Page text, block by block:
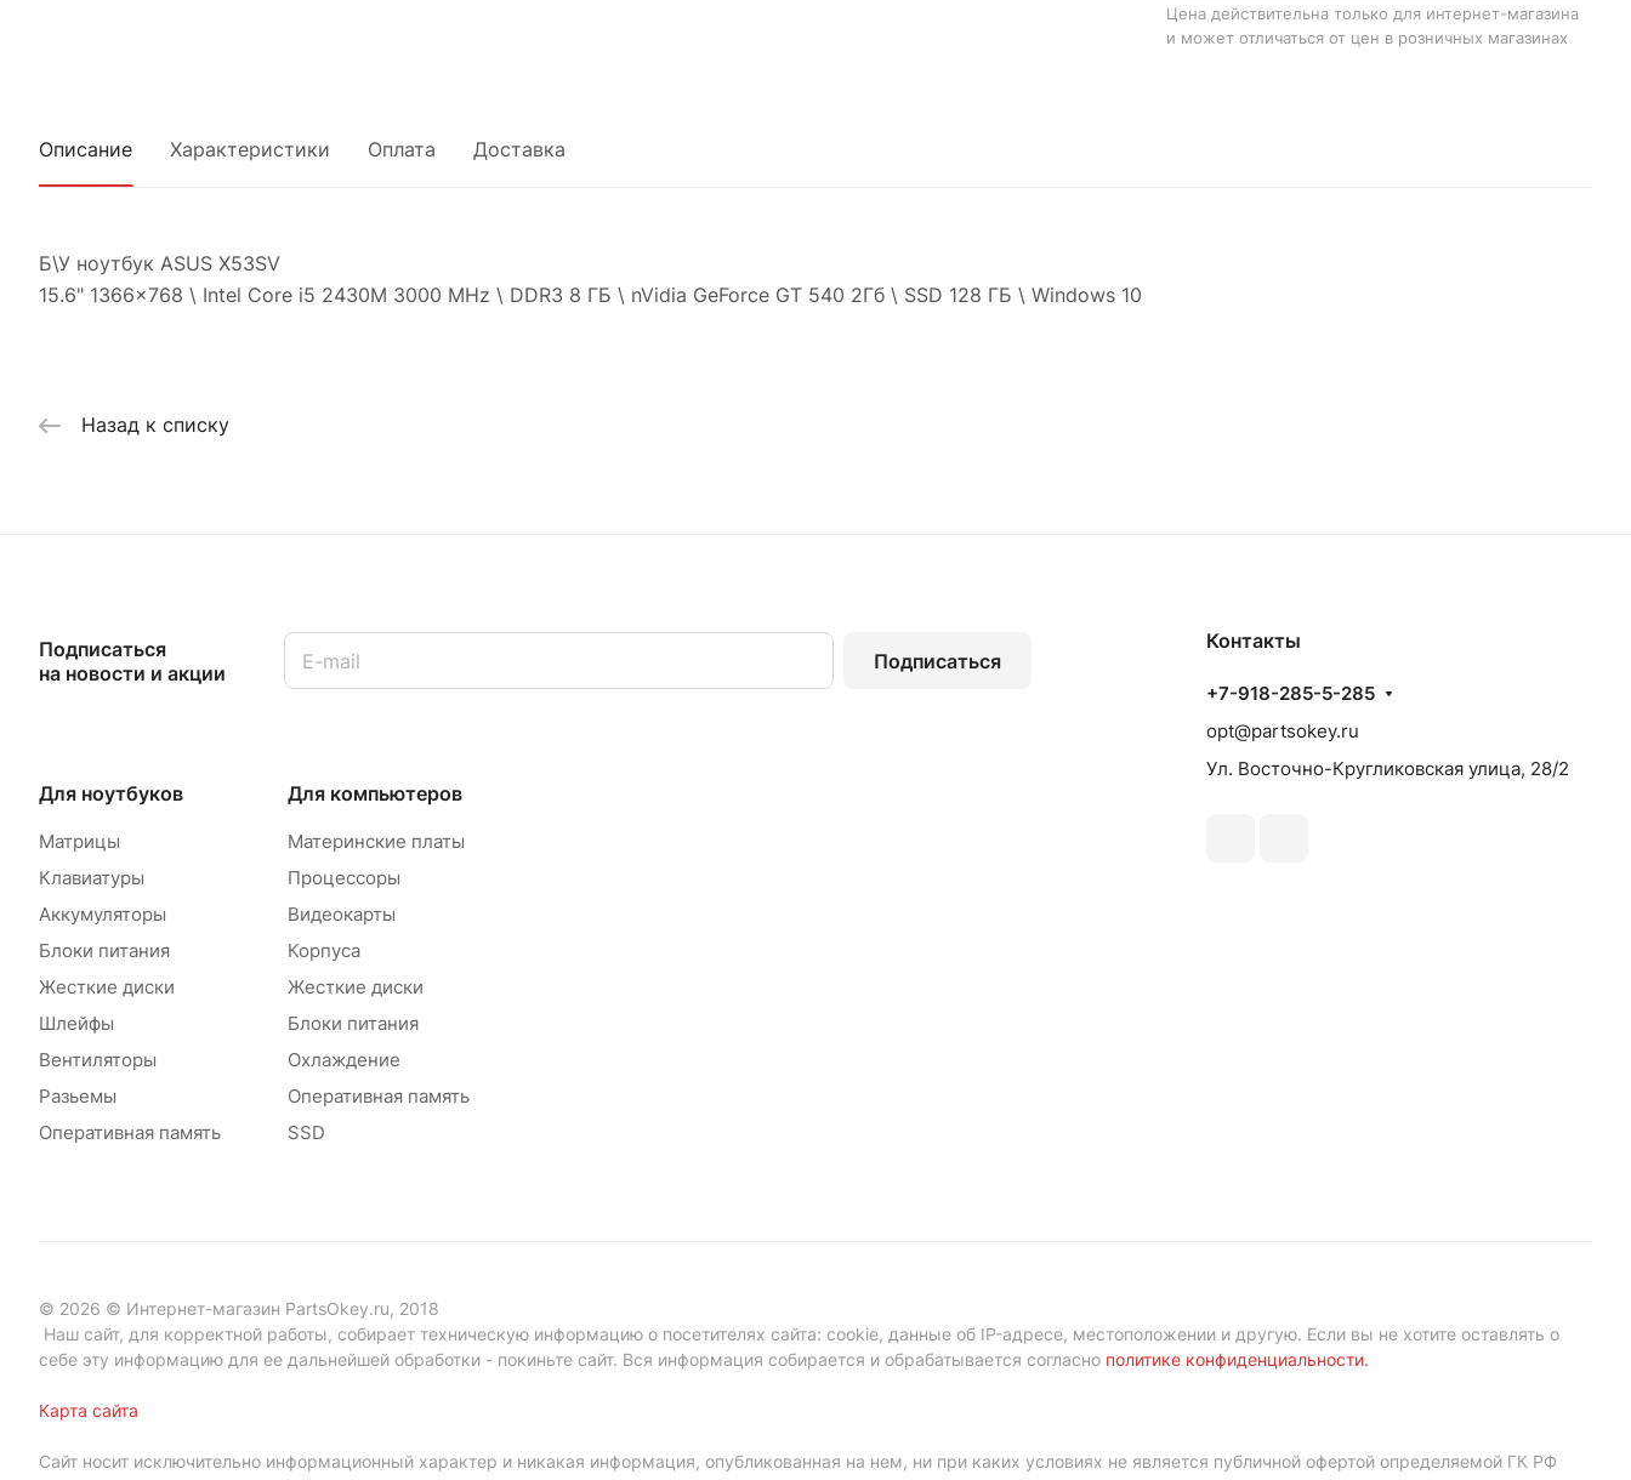
Цена действительна только для интернет-магазина
и может отличаться от цен в розничных магазинах
Описание Характеристики Оплата Доставка
Б\У ноутбук ASUS X53SV
15.6" 1366x768 \ Intel Core i5 2430M 3000 MHz \ DDR3 8 ГБ \ nVidia GeForce GT 540 2Гб \ SSD 128 ГБ \ Windows 10
Назад к списку
Подписаться
на новости и акции
Подписаться
Для ноутбуков
Матрицы
Клавиатуры
Аккумуляторы
Блоки питания
Жесткие диски
Шлейфы
Вентиляторы
Разьемы
Оперативная память
Для компьютеров
Материнские платы
Процессоры
Видеокарты
Корпуса
Жесткие диски
Блоки питания
Охлаждение
Оперативная память
SSD
Контакты
+7-918-285-5-285
opt@partsokey.ru
Ул. Восточно-Кругликовская улица, 28/2
© 2026 © Интернет-магазин PartsOkey.ru, 2018
Наш сайт, для корректной работы, собирает техническую информацию о посетителях сайта: cookie, данные об IP-адресе, местоположении и другую. Если вы не хотите оставлять о
себе эту информацию для ее дальнейшей обработки - покиньте сайт. Вся информация собирается и обрабатывается согласно политике конфиденциальности.
Карта сайта
Сайт носит исключительно информационный характер и никакая информация, опубликованная на нем, ни при каких условиях не является публичной офертой определяемой ГК РФ